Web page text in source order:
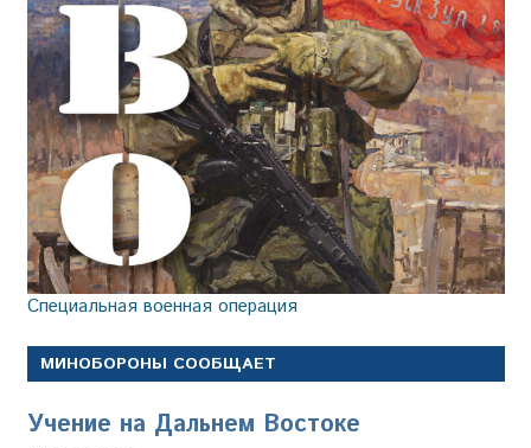
Специальная военная операция
МИНОБОРОНЫ СООБЩАЕТ
Учение на Дальнем Востоке